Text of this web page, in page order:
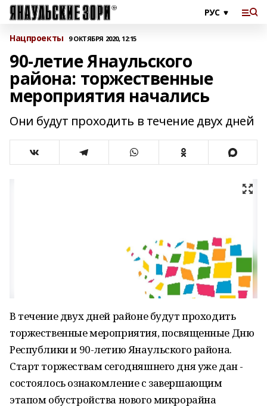
Нацпроекты 9 ОКТЯБРЯ 2020, 12:15
90-летие Янаульского
района: торжественные
мероприятия начались
Они будут проходить в течение двух дней
В течение двух дней районе будут проходить
торжественные мероприятия, посвященные Дню
Республики и 90-летию Янаульского района.
Старт торжествам сегодняшнего дня уже дан -
состоялось ознакомление с завершающим
этапом обустройства нового микрорайна